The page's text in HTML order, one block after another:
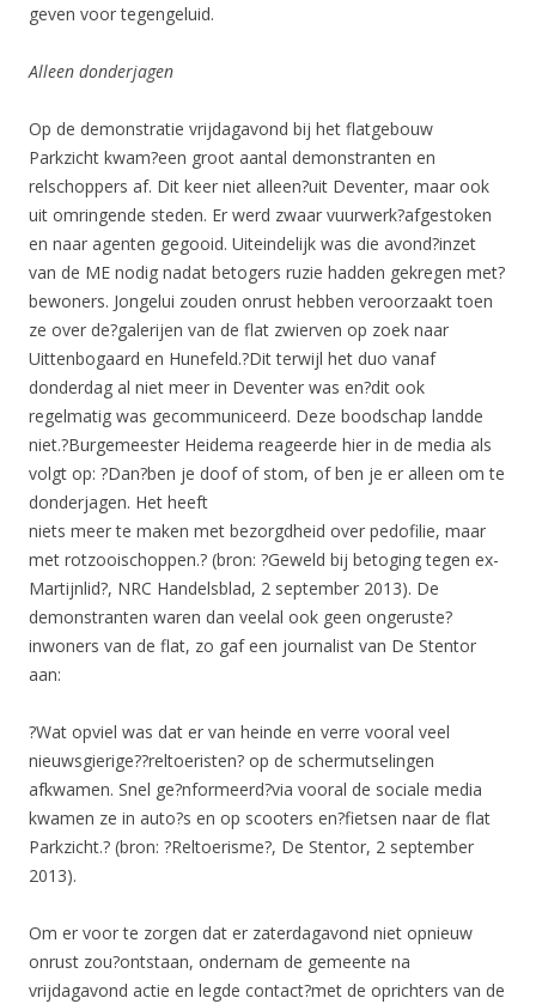
geven voor tegengeluid.
Alleen donderjagen
Op de demonstratie vrijdagavond bij het flatgebouw
Parkzicht kwam?een groot aantal demonstranten en
relschoppers af. Dit keer niet alleen?uit Deventer, maar ook
uit omringende steden. Er werd zwaar vuurwerk?afgestoken
en naar agenten gegooid. Uiteindelijk was die avond?inzet
van de ME nodig nadat betogers ruzie hadden gekregen met?
bewoners. Jongelui zouden onrust hebben veroorzaakt toen
ze over de?galerijen van de flat zwierven op zoek naar
Uittenbogaard en Hunefeld.?Dit terwijl het duo vanaf
donderdag al niet meer in Deventer was en?dit ook
regelmatig was gecommuniceerd. Deze boodschap landde
niet.?Burgemeester Heidema reageerde hier in de media als
volgt op: ?Dan?ben je doof of stom, of ben je er alleen om te
donderjagen. Het heeft
niets meer te maken met bezorgdheid over pedofilie, maar
met rotzooischoppen.? (bron: ?Geweld bij betoging tegen ex-
Martijnlid?, NRC Handelsblad, 2 september 2013). De
demonstranten waren dan veelal ook geen ongeruste?
inwoners van de flat, zo gaf een journalist van De Stentor
aan:
?Wat opviel was dat er van heinde en verre vooral veel
nieuwsgierige??reltoeristen? op de schermutselingen
afkwamen. Snel ge?nformeerd?via vooral de sociale media
kwamen ze in auto?s en op scooters en?fietsen naar de flat
Parkzicht.? (bron: ?Reltoerisme?, De Stentor, 2 september
2013).
Om er voor te zorgen dat er zaterdagavond niet opnieuw
onrust zou?ontstaan, ondernam de gemeente na
vrijdagavond actie en legde contact?met de oprichters van de